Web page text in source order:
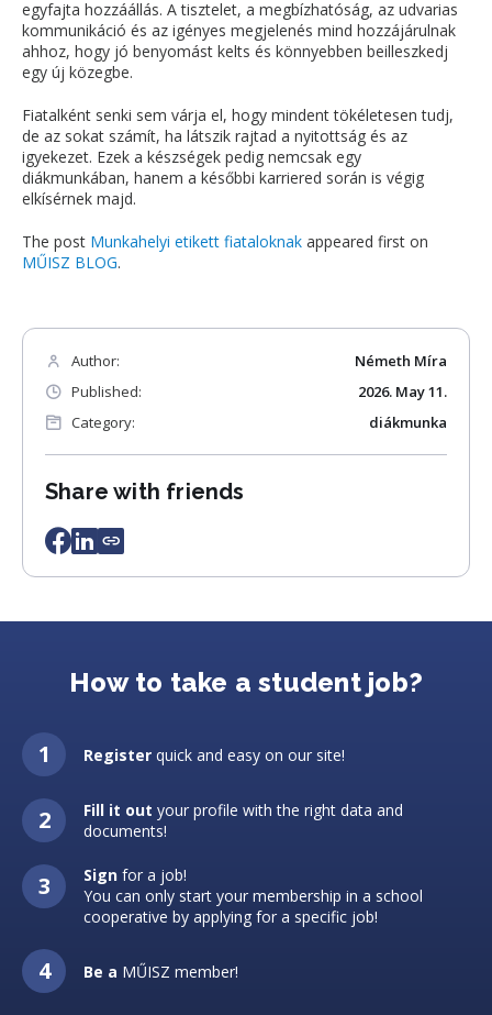
egyfajta hozzáállás. A tisztelet, a megbízhatóság, az udvarias
kommunikáció és az igényes megjelenés mind hozzájárulnak
ahhoz, hogy jó benyomást kelts és könnyebben beilleszkedj
egy új közegbe.
Fiatalként senki sem várja el, hogy mindent tökéletesen tudj,
de az sokat számít, ha látszik rajtad a nyitottság és az
igyekezet. Ezek a készségek pedig nemcsak egy
diákmunkában, hanem a későbbi karriered során is végig
elkísérnek majd.
The post Munkahelyi etikett fiataloknak appeared first on
MŰISZ BLOG.
Author:
Németh Míra
Published:
2026. May 11.
Category:
diákmunka
Share with friends
How to take a student job?
Register quick and easy on our site!
Fill it out your profile with the right data and
documents!
Sign for a job!
You can only start your membership in a school
cooperative by applying for a specific job!
Be a MŰISZ member!